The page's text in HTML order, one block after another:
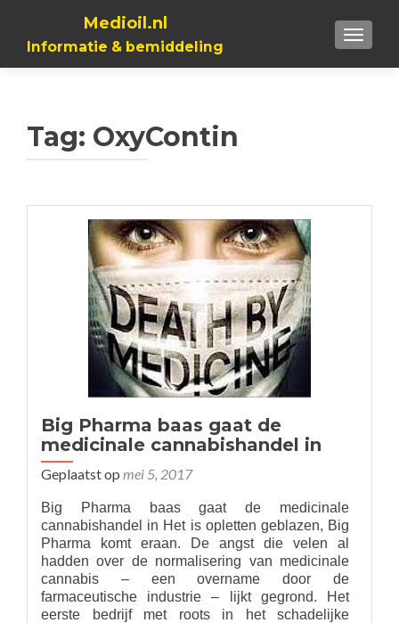
Medioil.nl
Informatie & bemiddeling
Tag: OxyContin
Big Pharma baas gaat de
medicinale cannabishandel in
Geplaatst op mei 5, 2017
Big Pharma baas gaat de medicinale
cannabishandel in Het is opletten geblazen, Big
Pharma komt eraan. De angst die velen al
hadden over de normalisering van medicinale
cannabis – een overname door de
farmaceutische industrie – lijkt gegrond. Het
eerste bedrijf met roots in het schadelijke